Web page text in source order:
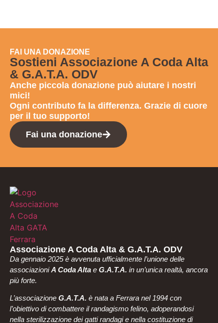
FAI UNA DONAZIONE
Sostieni Associazione A Coda Alta
& G.A.T.A. ODV
Anche piccola donazione può aiutare i nostri
mici!
Ogni contributo fa la differenza. Grazie di cuore
per il tuo supporto!
Fai una donazione
Associazione A Coda Alta & G.A.T.A. ODV
Da gennaio 2025 è avvenuta ufficialmente l’unione delle
associazioniA Coda Alta e G.A.T.A. in un’unica realtà, ancora
più forte.
L’associazione G.A.T.A. è nata a Ferrara nel 1994 con
l’obiettivo di combattere il randagismo felino, adoperandosi
nella sterilizzazione dei gatti randagi e nella costituzione di